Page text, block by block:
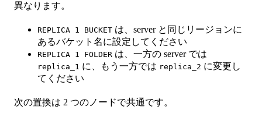
異なります。
REPLICA 1 BUCKET は、server と同じリージョンに
あるバケット名に設定してください
REPLICA 1 FOLDER は、一方の server では
replica_1 に、もう一方では replica_2 に変更し
てください
次の置換は 2 つのノードで共通です。